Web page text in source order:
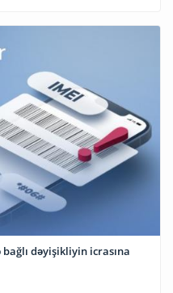
dəyişikliyin icrasına